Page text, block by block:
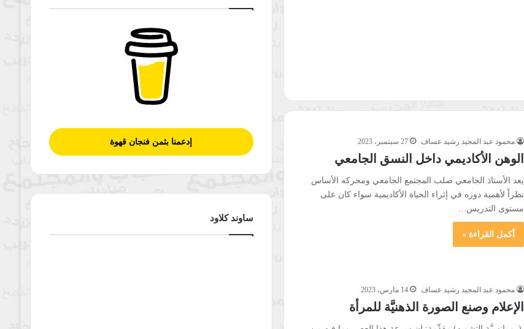
محمود عبد المجيد رشيد عساف 27 سبتمبر، 2023
الوهن الأكاديمي داخل النسق الجامعي
يعد الأستاذ الجامعي صلب المجتمع الجامعي ومحركه الأساس
نظراً لأهمية دوره في إثراء الحياة الأكاديمية سواء كان على
مستوى التدريس…
أكمل القراءة »
محمود عبد المجيد رشيد عساف 14 مارس، 2023
الإعلام وصنع الصورة الذهنيَّة للمرأة
إدعمنا بثمن فنجان قهوة
ساوند كلاود